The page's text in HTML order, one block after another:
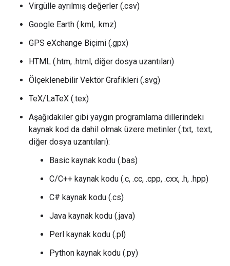
Virgülle ayrılmış değerler (.csv)
Google Earth (.kml, .kmz)
GPS eXchange Biçimi (.gpx)
HTML (.htm, .html, diğer dosya uzantıları)
Ölçeklenebilir Vektör Grafikleri (.svg)
TeX/LaTeX (.tex)
Aşağıdakiler gibi yaygın programlama dillerindeki
kaynak kod da dahil olmak üzere metinler (.txt, .text,
diğer dosya uzantıları):
Basic kaynak kodu (.bas)
C/C++ kaynak kodu (.c, .cc, .cpp, .cxx, .h, .hpp)
C# kaynak kodu (.cs)
Java kaynak kodu (.java)
Perl kaynak kodu (.pl)
Python kaynak kodu (.py)